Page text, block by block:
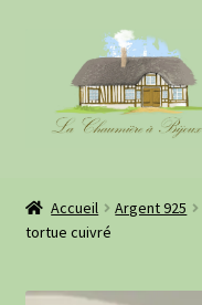
navigation
contenu
À propos
Evénements
Accueil Argent 925
tortue cuivré